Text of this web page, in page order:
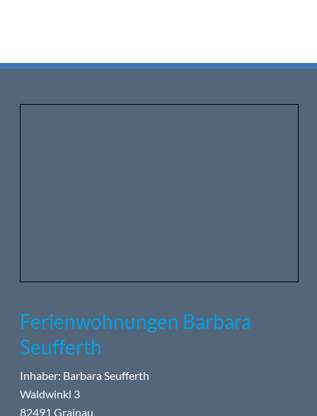
Ferienwohnungen Barbara
Seufferth
Inhaber: Barbara Seufferth
Waldwinkl 3
82491 Grainau